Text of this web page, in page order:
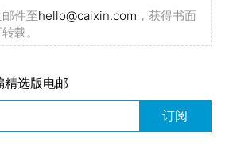
件至hello@caixin.com ，获得书面
载。
精选版电邮
订阅